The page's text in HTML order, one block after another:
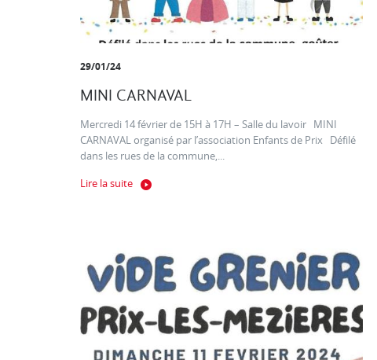
29/01/24
MINI CARNAVAL
Mercredi 14 février de 15H à 17H – Salle du lavoir MINI
CARNAVAL organisé par l’association Enfants de Prix Défilé
dans les rues de la commune,...
Lire la suite